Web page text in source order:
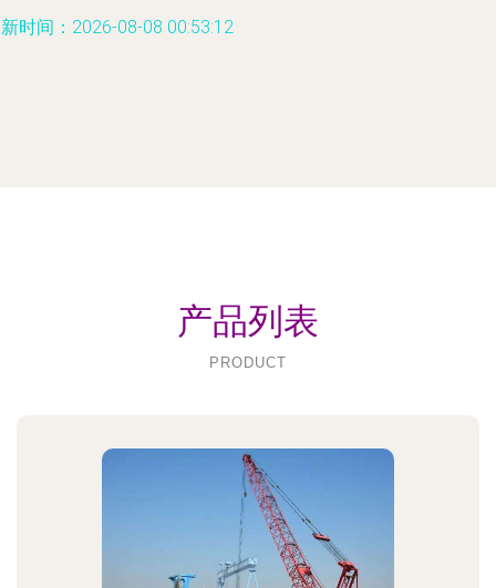
时间：2026-08-08 00:53:12
产品列表
PRODUCT